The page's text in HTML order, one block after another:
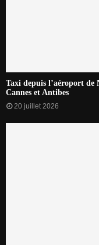
Taxi depuis l’aéroport de
Cannes et Antibes
20 juillet 2026